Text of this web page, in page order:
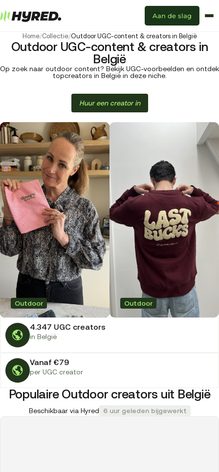
Aan de slag
Home/Collectie/Outdoor UGC-content & creators in België
Outdoor UGC-content & creators in
België
Op zoek naar outdoor content? Bekijk UGC-voorbeelden en ontdek
topcreators in België in deze niche.
Huur een creator in
4.347 UGC creators
in België
Outdoor Outdoor
Vanaf €79
per UGC creator
Populaire Outdoor creators uit België
Beschikbaar via Hyred 6 uur geleden bijgewerkt